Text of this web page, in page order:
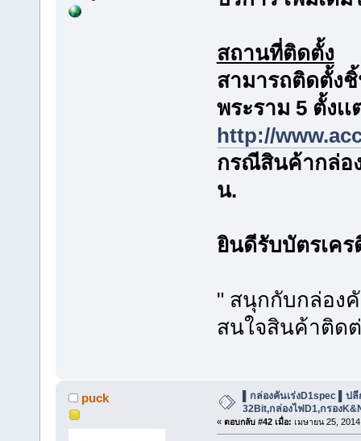
สถานที่ติดตั้ง
สามารถติดตั้ง
พระราม 5 ตั้งเ
http://
กรณีสินค้ากล่อ
น.
ยินดีรับบัตรเคร
" สนุกกับกล่องคั
สนใจสินค้าติดต่
puck
▌กล่องคันเร่งD1spec ▌ปลี
32Bit,กล่องไฟD1,กรอง
« ตอบกลับ #42 เมื่อ: เมษายน 25,